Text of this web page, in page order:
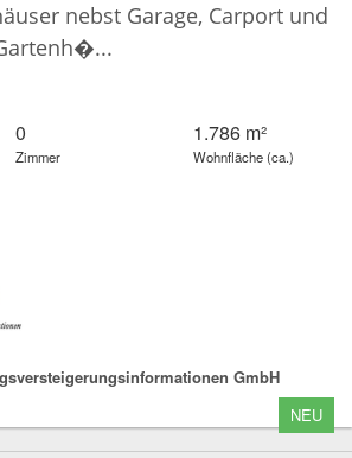
nebst Garage, Carport und
0
Zimmer
1.786 m²
Wohnfläche (ca.)
GmbH
NEU